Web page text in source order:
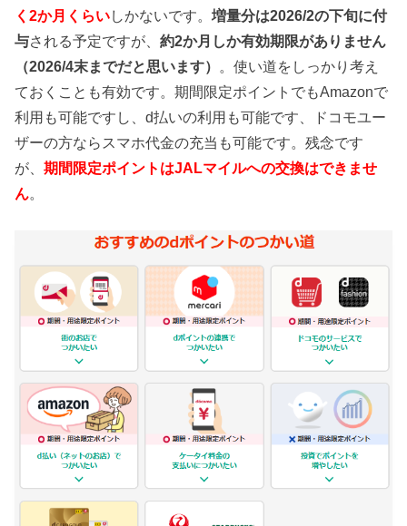
く2か月くらいしかないです。増量分は2026/2の下旬に付
与される予定ですが、約2か月しか有効期限がありません
（2026/4末までだと思います） 。使い道をしっかり考え
ておくことも有効です。期間限定ポイントでもAmazonで
利用も可能ですし、d払いの利用も可能です、ドコモユー
ザーの方ならスマホ代金の充当も可能です。残念です
が、期間限定ポイントはJALマイルへの交換はできませ
ん。